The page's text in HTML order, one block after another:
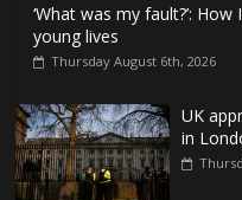
‘What was my fault?’:
young lives
Thursday August 6th, 2026
UK
in